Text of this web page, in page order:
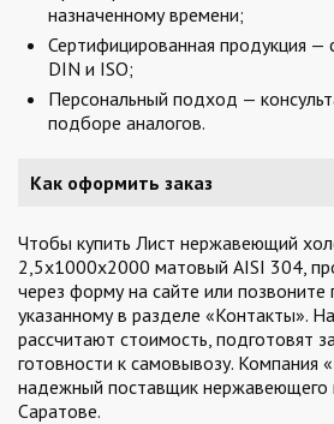
назначенному времени;
Сертифицированная продукция —
DIN и ISO;
Персональный подход —
подборе аналогов.
Как оформить заказ
Чтобы купить Лист нержавеющий
2,5х1000х2000 матовый AISI 304,
через форму на сайте или позвоните
указанному в разделе «Контакты».
рассчитают стоимость, подготовят
готовности к самовывозу.
надежный поставщик нержавеющего
Саратове.